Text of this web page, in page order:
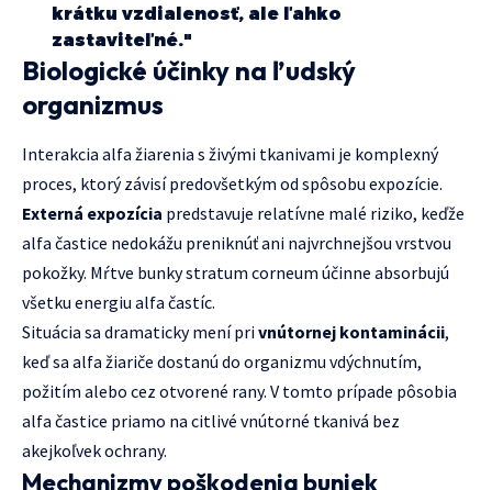
krátku vzdialenosť, ale ľahko
zastaviteľné."
Biologické účinky na ľudský
organizmus
Interakcia alfa žiarenia s živými tkanivami je komplexný
proces, ktorý závisí predovšetkým od spôsobu expozície.
Externá expozícia predstavuje relatívne malé riziko, keďže
alfa častice nedokážu preniknúť ani najvrchnejšou vrstvou
pokožky. Mŕtve bunky stratum corneum účinne absorbujú
všetku energiu alfa častíc.
Situácia sa dramaticky mení privnútornej kontaminácii,
keď sa alfa žiariče dostanú do organizmu vdýchnutím,
požitím alebo cez otvorené rany. V tomto prípade pôsobia
alfa častice priamo na citlivé vnútorné tkanivá bez
akejkoľvek ochrany.
Mechanizmy poškodenia buniek